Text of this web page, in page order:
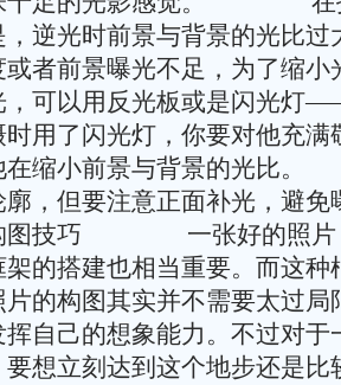
逆光时前景与背景的光比过
者前景曝光不足，为了缩小
，可以用反光板或是闪光灯
用了闪光灯，你要对他充满
他在缩小前景与背景的光
廓，但要注意正面补光，
技巧 一张好的照片，
的搭建也相当重要。而这种
的构图其实并不需要太过局
自己的想象能力。不过对于
想立刻达到这个地步还是比